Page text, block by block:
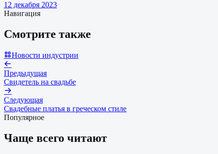
12 декабря 2023
Навигация
Смотрите также
Новости индустрии
Предыдущая
Свидетель на свадьбе
Следующая
Свадебные платья в греческом стиле
Популярное
Чаще всего читают